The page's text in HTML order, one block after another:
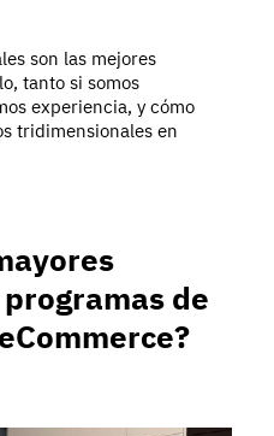
son las mejores
tanto si somos
experiencia, y cómo
tridimensionales en
de